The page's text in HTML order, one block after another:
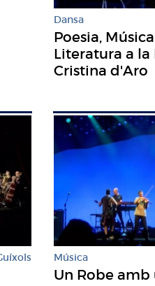
Dansa
Poesia,
Literatura a la
Cristina d'Aro
Música
Un Robe